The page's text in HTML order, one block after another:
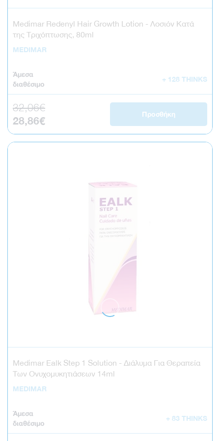
Medimar Redenyl Hair Growth Lotion - Λοσιόν Κατά
της Τριχόπτωσης, 80ml
MEDIMAR
Άμεσα
διαθέσιμο
+ 128 THINKS
Κανονική τιμή
32,06€
Τιμή έκπτωσης
28,86€
Προσθήκη
Medimar Ealk Step 1 Solution - Διάλυμα Για Θεραπεία
Των Ονυχομυκητιάσεω ν 14ml
MEDIMAR
Άμεσα
διαθέσιμο
+ 83 THINKS